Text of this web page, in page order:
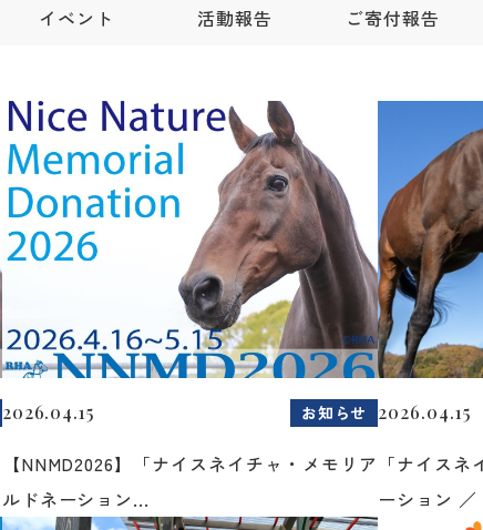
イベント 活動報告 ご寄付報告
2026.04.15 お知らせ
【NNMD2026】「ナイスネイチャ・メモリア
ルドネーション...
2026.04.15
「ナイス
ーション